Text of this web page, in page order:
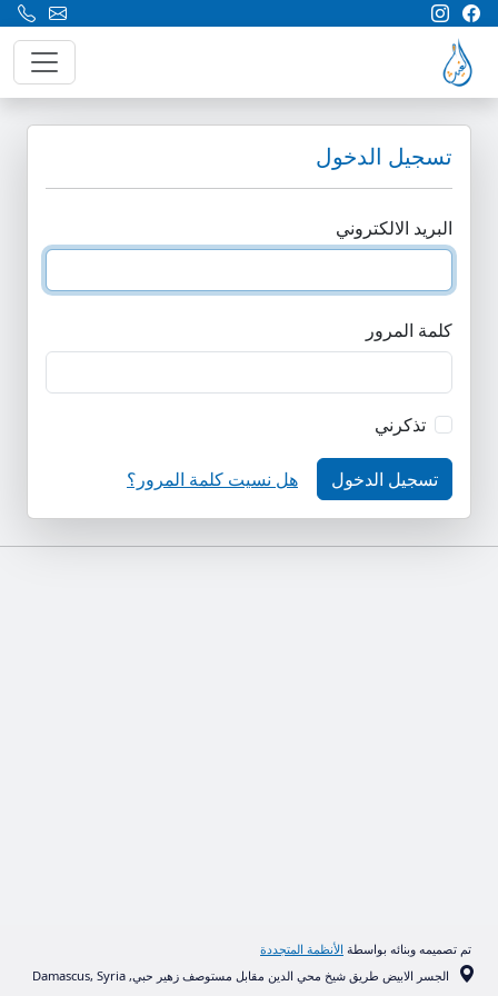
تسجيل الدخول
البريد الالكتروني
كلمة المرور
تذكرني
تسجيل الدخول هل نسيت كلمة المرور؟
تم تصميمه وبنائه بواسطة الأنظمة المتجددة
الجسر الابيض طريق شيخ محي الدين مقابل مستوصف زهير حبي, Damascus, Syria